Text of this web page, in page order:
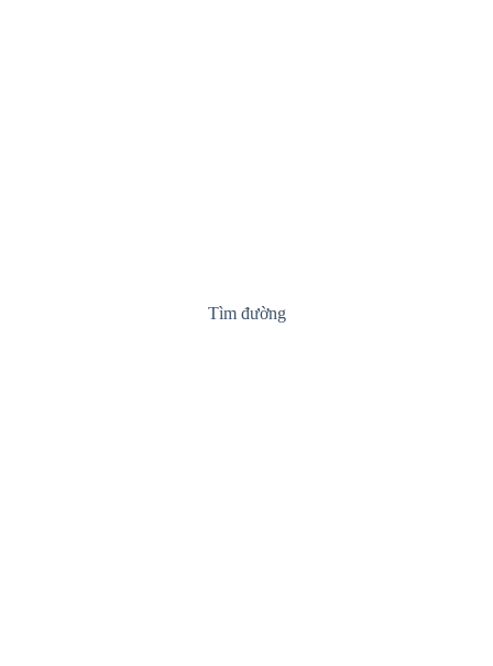
Tìm đường